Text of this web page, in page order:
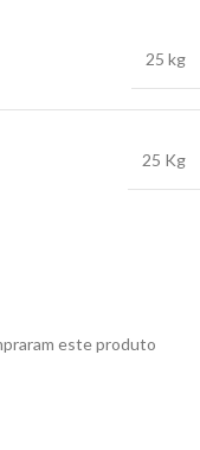
25 kg
25 Kg
este produto